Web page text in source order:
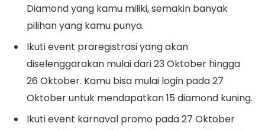
Diamond yang kamu miliki, semakin banyak
pilihan yang kamu punya.
Ikuti event praregistrasi yang akan
diselenggarakan mulai dari 23 Oktober hingga
26 Oktober. Kamu bisa mulai login pada 27
Oktober untuk mendapatkan 15 diamond kuning.
Ikuti event karnaval promo pada 27 Oktober